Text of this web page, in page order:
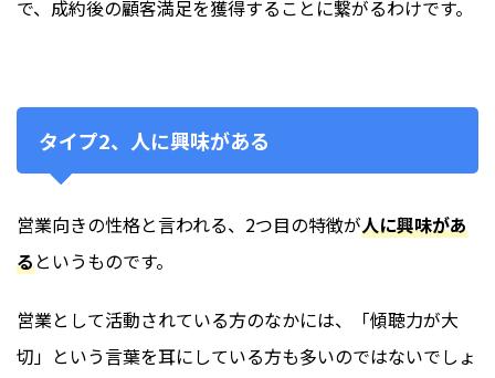
で、成約後の顧客満足を獲得することに繋がるわけです。
タイプ2、人に興味がある
営業向きの性格と言われる、2つ目の特徴が人に興味があ
るというものです。
営業として活動されている方のなかには、「傾聴力が大
切」という言葉を耳にしている方も多いのではないでしょ